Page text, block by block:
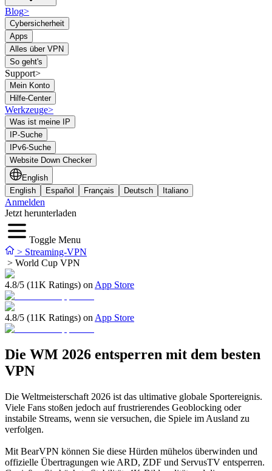
Blog>
Cybersicherheit
Apps
Alles über VPN
So geht's
Support>
Mein Konto
Hilfe-Center
Werkzeuge>
Was ist meine IP
IP-Suche
IPv6-Suche
Website Down Checker
English
English
Español Français Deutsch Italiano
Anmelden
Jetzt herunterladen
Toggle Menu
> Streaming-VPN
> World Cup VPN
4.8/5 (11K Ratings) on App Store
4.8/5 (11K Ratings) on App Store
Die WM 2026 entsperren mit dem besten
VPN
Die Weltmeisterschaft 2026 ist das ultimative globale Sportereignis.
Viele Fans stoßen jedoch auf frustrierendes Geoblocking oder
instabile Streams, wenn sie versuchen, die Spiele im Ausland zu
verfolgen.
Mit BearVPN können Sie diese Hürden mühelos überwinden und
offizielle Übertragungen wie ARD, ZDF und ServusTV entsperren.